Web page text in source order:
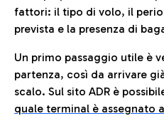
fattori: il tipo di volo, il
prevista e la presenza di
Un primo passaggio utile è
partenza, così da arrivare
scalo. Sul sito ADR è
quale terminal è assegnato